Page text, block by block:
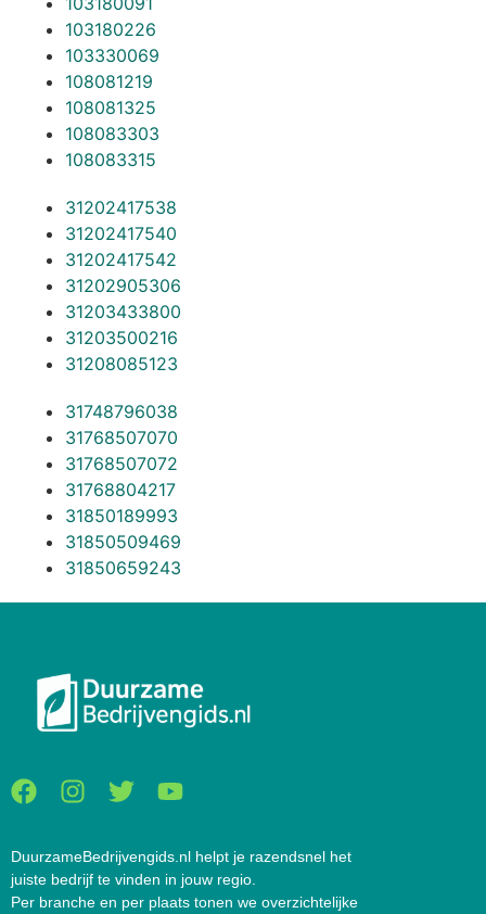
103180226
103330069
108081219
108081325
108083303
108083315
31202417538
31202417540
31202417542
31202905306
31203433800
31203500216
31208085123
31748796038
31768507070
31768507072
31768804217
31850189993
31850509469
31850659243
DuurzameBedrijvengids.nl helpt je razendsnel het
juiste bedrijf te vinden in jouw regio.
Per branche en per plaats tonen we overzichtelijke